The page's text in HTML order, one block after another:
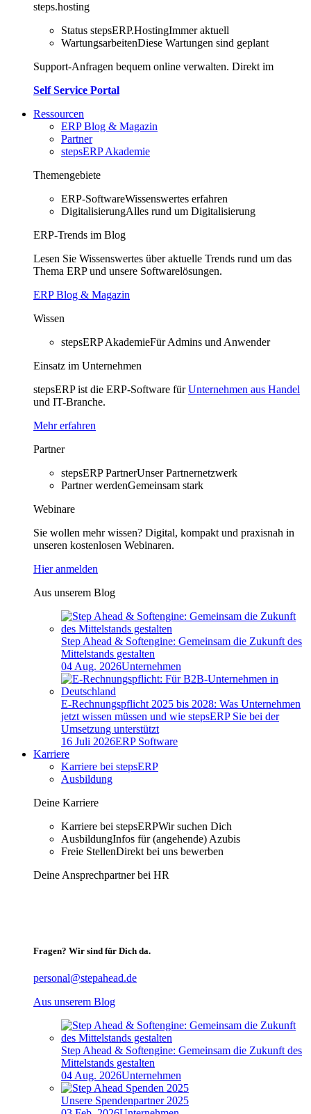
steps.hosting
Status stepsERP.HostingImmer aktuell
WartungsarbeitenDiese Wartungen sind geplant
Support-Anfragen bequem online verwalten. Direkt im
Self Service Portal
Ressourcen
ERP Blog & Magazin
Partner
stepsERP Akademie
Themengebiete
ERP-SoftwareWissenswertes erfahren
DigitalisierungAlles rund um Digitalisierung
ERP-Trends im Blog
Lesen Sie Wissenswertes über aktuelle Trends rund um das
Thema ERP und unsere Softwarelösungen.
ERP Blog & Magazin
Wissen
stepsERP AkademieFür Admins und Anwender
Einsatz im Unternehmen
stepsERP ist die ERP-Software fürUnternehmen aus Handel
und IT-Branche.
Mehr erfahren
Partner
stepsERP PartnerUnser Partnernetzwerk
Partner werdenGemeinsam stark
Webinare
Sie wollen mehr wissen? Digital, kompakt und praxisnah in
unseren kostenlosen Webinaren.
Hier anmelden
Aus unserem Blog
Step Ahead & Softengine: Gemeinsam die Zukunft des
Mittelstands gestalten
04 Aug. 2026Unternehmen
E-Rechnungspflicht 2025 bis 2028: Was Unternehmen
jetzt wissen müssen und wie stepsERP Sie bei der
Umsetzung unterstützt
16 Juli 2026ERP Software
Karriere
Karriere bei stepsERP
Ausbildung
Deine Karriere
Karriere bei stepsERPWir suchen Dich
AusbildungInfos für (angehende) Azubis
Freie StellenDirekt bei uns bewerben
Deine Ansprechpartner bei HR
Fragen? Wir sind für Dich da.
personal@stepahead.de
Aus unserem Blog
Step Ahead & Softengine: Gemeinsam die Zukunft des
Mittelstands gestalten
04 Aug. 2026Unternehmen
Unsere Spendenpartner 2025